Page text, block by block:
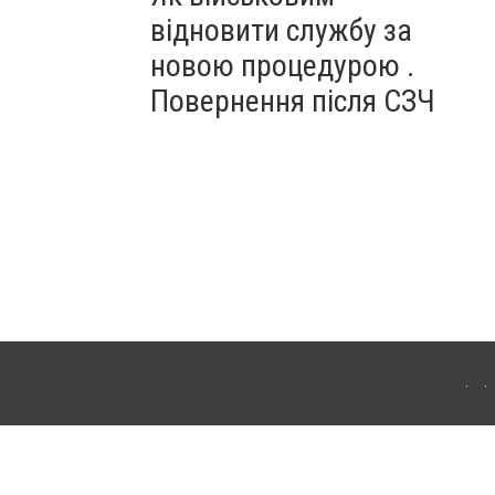
відновити службу за
новою процедурою .
Повернення після СЗЧ